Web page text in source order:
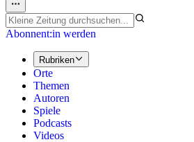
Abonnent:in werden
Rubriken
Orte
Themen
Autoren
Spiele
Podcasts
Videos